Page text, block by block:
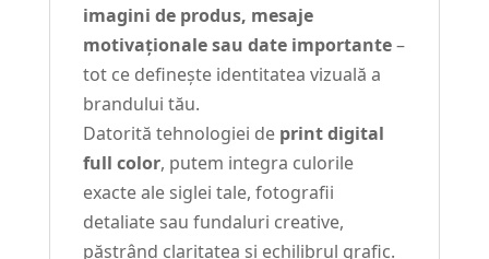
imagini de produs, mesaje
motivaționale sau date importante–
tot ce definește identitatea vizuală a
brandului tău.
Datorită tehnologiei de print digital
full color, putem integra culorile
exacte ale siglei tale, fotografii
detaliate sau fundaluri creative,
păstrând claritatea și echilibrul grafic.